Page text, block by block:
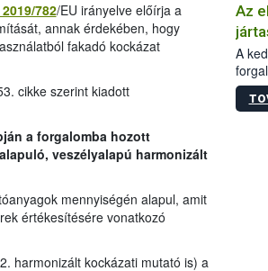
782/EU irányelve előírja a
annak érdekében, hogy
fakadó kockázat
cikke szerint kiadott
a forgalomba hozott
veszélyalapú harmonizált
mennyiségén alapul, amit
értékesítésére vonatkozó
harmonizált kockázati mutató is) a
Az
A